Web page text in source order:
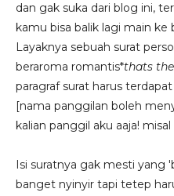
dan gak suka dari blog ini,
kamu bisa balik lagi main ke
Layaknya sebuah surat
beraroma romantis*thats
paragraf surat harus
[nama panggilan boleh
kalian panggil aku aaja! misal
Isi suratnya gak mesti yang
banget nyinyir tapi tetep